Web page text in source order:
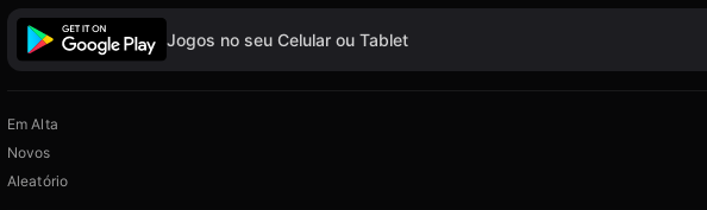
Jogos no seu Celular ou Tablet
Em Alta
Novos
Aleatório